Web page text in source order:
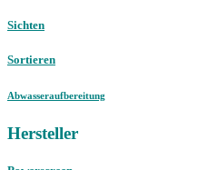
Sichten
Sortieren
Abwasseraufbereitung
Hersteller